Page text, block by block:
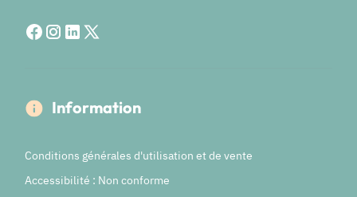
Information
Conditions générales d'utilisation et de vente
Accessibilité : Non conforme